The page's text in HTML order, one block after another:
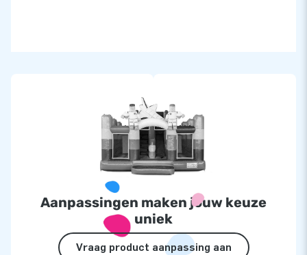
Aanpassingen maken jouw keuze
uniek
Vraag product aanpassing aan